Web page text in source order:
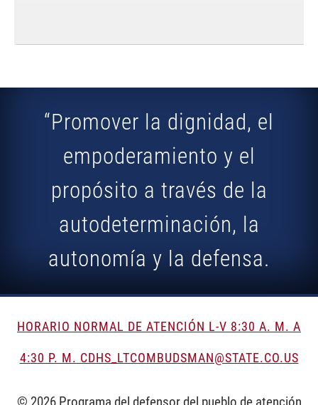
“Promover la dignidad, el
empoderamiento y el
propósito a través de la
autodeterminación, la
autonomía y la defensa.
HORARIO NORMAL DE ATENCIÓN L-V 8:30 A. M. A
4:30 P. M. CDHS_LTCOMBUDSMAN@STATE.CO.US
© 2026 Programa del defensor del pueblo de atención